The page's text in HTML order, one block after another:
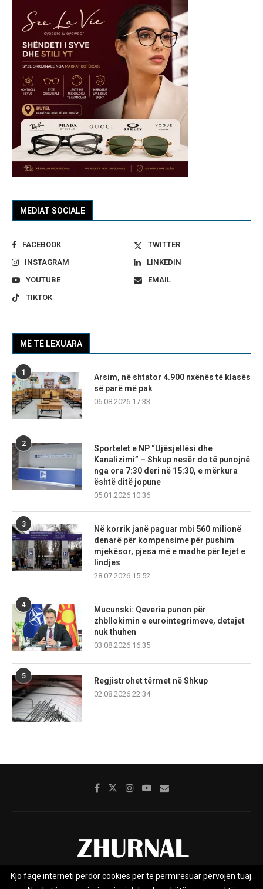
MEDIAT SOCIALE
FACEBOOK
TWITTER
INSTAGRAM
LINKEDIN
YOUTUBE
EMAIL
TIKTOK
MË TË LEXUARA
1
Arsim, në shtator 4.900 nxënës të klasës
së parë më pak
06.08.2026 17:33
2
Sportelet e NP “Ujësjellësi dhe
Kanalizimi” – Shkup nesër do të punojnë
nga ora 7:30 deri në 15:30, e mërkura
është ditë jopune
05.01.2026 10:36
3
Në korrik janë paguar mbi 560 milionë
denarë për kompensime për pushim
mjekësor, pjesa më e madhe për lejet e
lindjes
28.07.2026 15:52
4
Mucunski: Qeveria punon për
zhbllokimin e eurointegrimeve, detajet
nuk thuhen
03.08.2026 16:35
5
Regjistrohet tërmet në Shkup
02.08.2026 22:34
Rreth nesh Impresumi Marketing
Kjo faqe interneti përdor cookies për të përmirësuar përvojën tuaj.